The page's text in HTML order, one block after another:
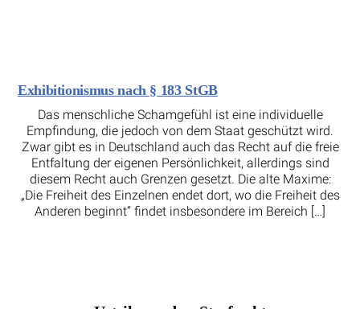
Exhibitionismus nach § 183 StGB
Das menschliche Schamgefühl ist eine individuelle
Empfindung, die jedoch von dem Staat geschützt wird.
Zwar gibt es in Deutschland auch das Recht auf die freie
Entfaltung der eigenen Persönlichkeit, allerdings sind
diesem Recht auch Grenzen gesetzt. Die alte Maxime:
„Die Freiheit des Einzelnen endet dort, wo die Freiheit des
Anderen beginnt“ findet insbesondere im Bereich […]